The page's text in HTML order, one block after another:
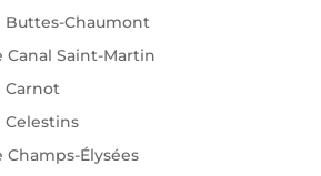
Chaumont
Saint-Martin
Carnot
Élysées